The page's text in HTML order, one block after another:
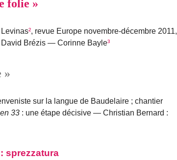
folie »
², revue Europe novembre-décembre 2011,
David Brézis — Corinne Bayle³
»
sur la langue de Baudelaire ; chantier
33 : une étape décisive — Christian Bernard :
sprezzatura